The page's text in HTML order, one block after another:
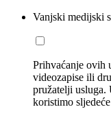
Vanjski medijski
Prihvaćanje ovih
videozapise ili
pružatelji usluga.
koristimo